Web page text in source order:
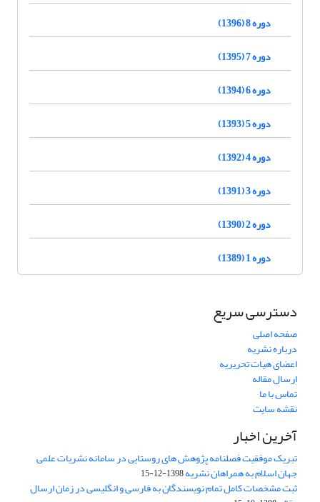
دوره 8 (1396)
دوره 7 (1395)
دوره 6 (1394)
دوره 5 (1393)
دوره 4 (1392)
دوره 3 (1391)
دوره 2 (1390)
دوره 1 (1389)
دسترسی سریع
صفحه اصلی
درباره نشریه
اعضای هیات تحریریه
ارسال مقاله
تماس با ما
نقشه سایت
آخرین اخبار
تبریک موفقیت فصلنامه پژوهش های روستایی در سامانه نشریات علمی
جهان اسلام به همراهان نشریه1398-12-15
ثبت مشخصات کامل تمام نویسندگان به فارسی و انگلیسی در زمان ارسال